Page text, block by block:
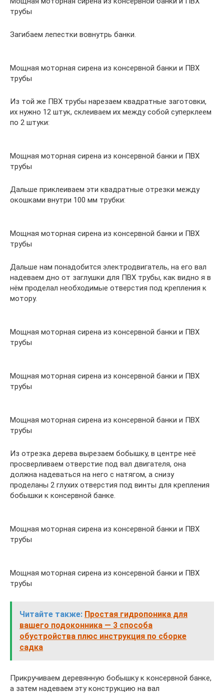
трубы
Загибаем лепестки вовнутрь банки.
Мощная моторная сирена из консервной банки и ПВХ
трубы
Из той же ПВХ трубы нарезаем квадратные заготовки,
их нужно 12 штук, склеиваем их между собой суперклеем
по 2 штуки:
Мощная моторная сирена из консервной банки и ПВХ
трубы
Дальше приклеиваем эти квадратные отрезки между
окошками внутри 100 мм трубки:
Мощная моторная сирена из консервной банки и ПВХ
трубы
Дальше нам понадобится электродвигатель, на его вал
надеваем дно от заглушки для ПВХ трубы, как видно я в
нём проделал необходимые отверстия под крепления к
мотору.
Мощная моторная сирена из консервной банки и ПВХ
трубы
Мощная моторная сирена из консервной банки и ПВХ
трубы
Мощная моторная сирена из консервной банки и ПВХ
трубы
Из отрезка дерева вырезаем бобышку, в центре неё
просверливаем отверстие под вал двигателя, она
должна надеваться на него с натягом, а снизу
проделаны 2 глухих отверстия под винты для крепления
бобышки к консервной банке.
Мощная моторная сирена из консервной банки и ПВХ
трубы
Мощная моторная сирена из консервной банки и ПВХ
трубы
Читайте также: Простая гидропоника для
вашего подоконника — 3 способа
обустройства плюс инструкция по сборке
садка
Прикручиваем деревянную бобышку к консервной банке,
а затем надеваем эту конструкцию на вал